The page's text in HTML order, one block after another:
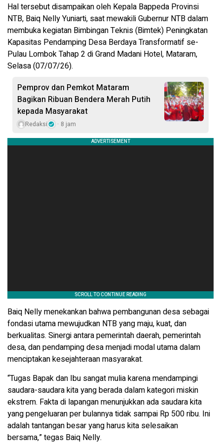
Hal tersebut disampaikan oleh Kepala Bappeda Provinsi
NTB, Baiq Nelly Yuniarti, saat mewakili Gubernur NTB dalam
membuka kegiatan Bimbingan Teknis (Bimtek) Peningkatan
Kapasitas Pendamping Desa Berdaya Transformatif se-
Pulau Lombok Tahap 2 di Grand Madani Hotel, Mataram,
Selasa (07/07/26).
Pemprov dan Pemkot Mataram
Bagikan Ribuan Bendera Merah Putih
kepada Masyarakat
Redaksi 8 jam
Baiq Nelly menekankan bahwa pembangunan desa sebagai
fondasi utama mewujudkan NTB yang maju, kuat, dan
berkualitas. Sinergi antara pemerintah daerah, pemerintah
desa, dan pendamping desa menjadi modal utama dalam
menciptakan kesejahteraan masyarakat.
“Tugas Bapak dan Ibu sangat mulia karena mendampingi
saudara-saudara kita yang berada dalam kategori miskin
ekstrem. Fakta di lapangan menunjukkan ada saudara kita
yang pengeluaran per bulannya tidak sampai Rp 500 ribu. Ini
adalah tantangan besar yang harus kita selesaikan
bersama,” tegas Baiq Nelly.